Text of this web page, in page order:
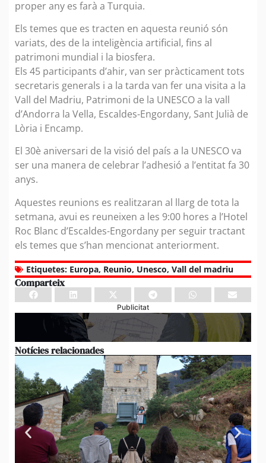
proper any es farà a Turquia.
Els temes que es tracten en aquesta reunió són
variats, des de la inteligència artificial, fins al
patrimoni mundial i la biosfera.
Els 45 participants d’ahir, van ser pràcticament tots
secretaris generals i a la tarda van fer una visita a la
Vall del Madriu, Patrimoni de la UNESCO a la vall
d’Andorra la Vella, Escaldes-Engordany, Sant Julià de
Lòria i Encamp.
El 30è aniversari de la visió del país a la UNESCO va
ser una manera de celebrar l’adhesió a l’entitat fa 30
anys.
Aquestes reunions es realitzaran al llarg de tota la
setmana, avui es reuneixen a les 9:00 hores a l’Hotel
Roc Blanc d’Escaldes-Engordany per seguir tractant
els temes que s’han mencionat anteriorment.
Etiquetes: Europa, Reunio, Unesco, Vall del madriu
Comparteix
Publicitat
Notícies relacionades